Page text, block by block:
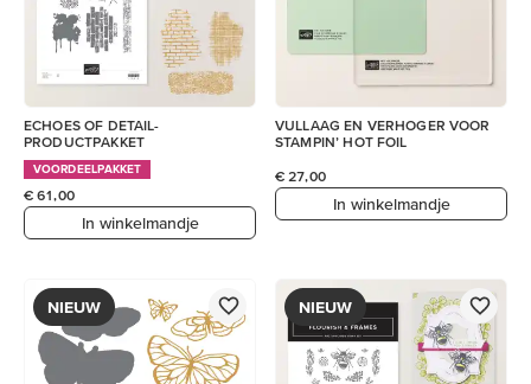
ECHOES OF DETAIL-
PRODUCTPAKKET
VOORDEELPAKKET
€ 61,00
In winkelmandje
VULLAAG EN VERHOGER VOOR
STAMPIN’ HOT FOIL
€ 27,00
In winkelmandje
NIEUW NIEUW